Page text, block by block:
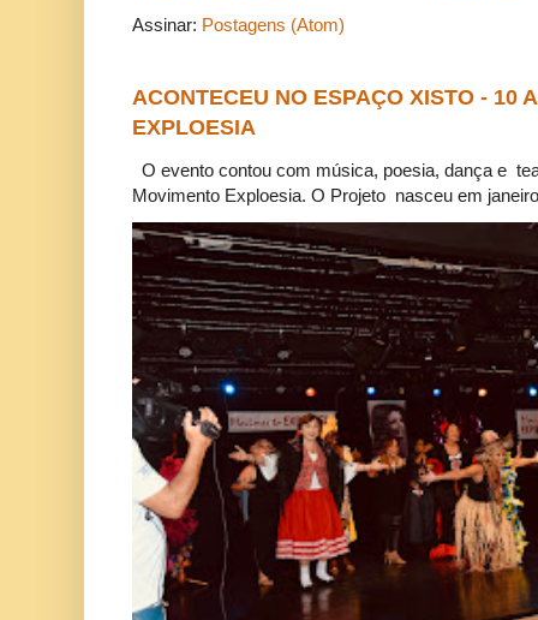
Assinar: Postagens (Atom)
ACONTECEU NO ESPAÇO XISTO - 10
EXPLOESIA
O evento contou com música, poesia, dança e
Movimento Exploesia. O Projeto nasceu em